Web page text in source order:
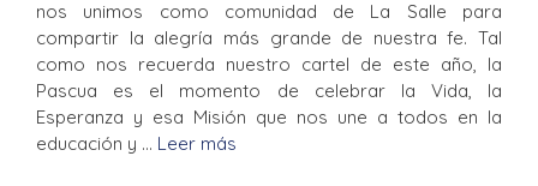
nos unimos como comunidad de La Salle para
compartir la alegría más grande de nuestra fe. Tal
como nos recuerda nuestro cartel de este año, la
Pascua es el momento de celebrar la Vida, la
Esperanza y esa Misión que nos une a todos en la
educación y … Leer más